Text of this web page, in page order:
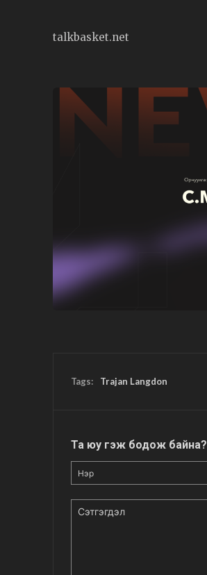
talkbasket.net
Tags: Trajan Langdon
Та юу гэж бодож байна?